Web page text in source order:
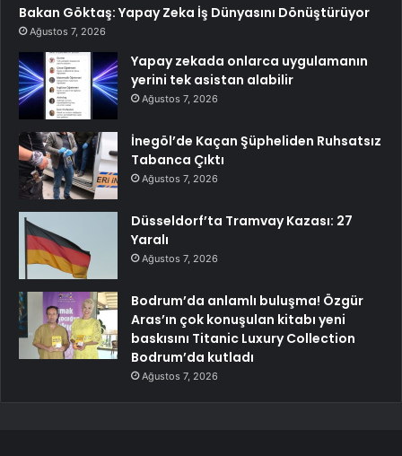
Bakan Göktaş: Yapay Zeka İş Dünyasını Dönüştürüyor
Ağustos 7, 2026
Yapay zekada onlarca uygulamanın
yerini tek asistan alabilir
Ağustos 7, 2026
İnegöl’de Kaçan Şüpheliden Ruhsatsız
Tabanca Çıktı
Ağustos 7, 2026
Düsseldorf’ta Tramvay Kazası: 27
Yaralı
Ağustos 7, 2026
Bodrum’da anlamlı buluşma! Özgür
Aras’ın çok konuşulan kitabı yeni
baskısını Titanic Luxury Collection
Bodrum’da kutladı
Ağustos 7, 2026